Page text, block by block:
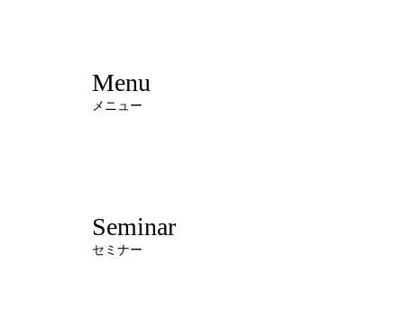
Menu
メニュー
Seminar
セミナー